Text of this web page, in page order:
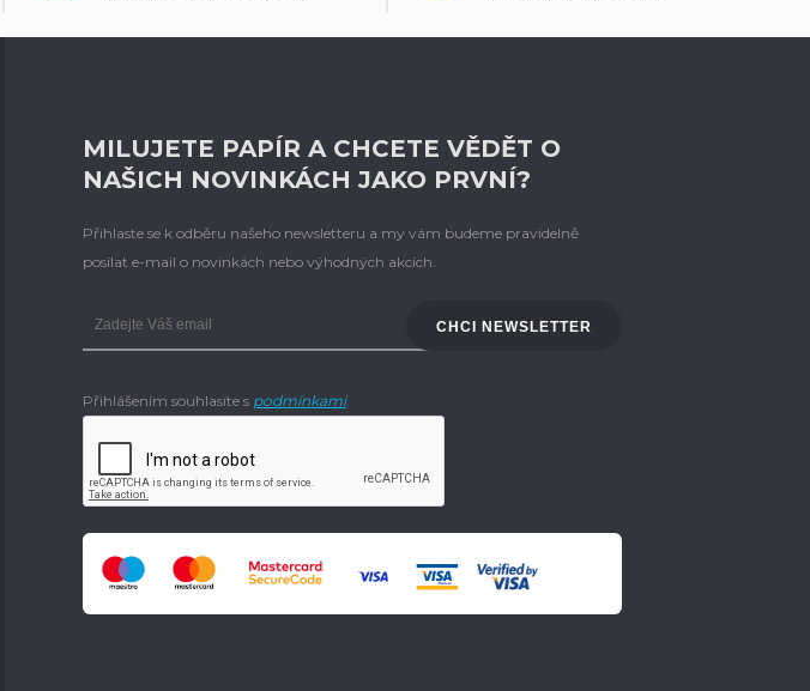
MILUJETE PAPÍR A CHCETE VĚDĚT O
NAŠICH NOVINKÁCH JAKO PRVNÍ?
Přihlaste se k odběru našeho newsletteru a my vám budeme pravidelně
posílat e-mail o novinkách nebo výhodných akcích.
CHCI NEWSLETTER
Přihlášením souhlasíte s podmínkami.